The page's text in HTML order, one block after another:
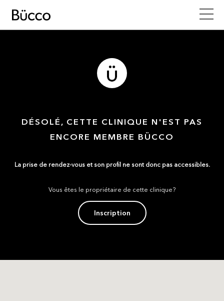
DÉSOLÉ, CETTE CLINIQUE N'EST PAS
ENCORE MEMBRE BÜCCO
La prise de rendez-vous et son profil ne sont donc pas accessibles.
Vous êtes le propriétaire de cette clinique?
Inscription